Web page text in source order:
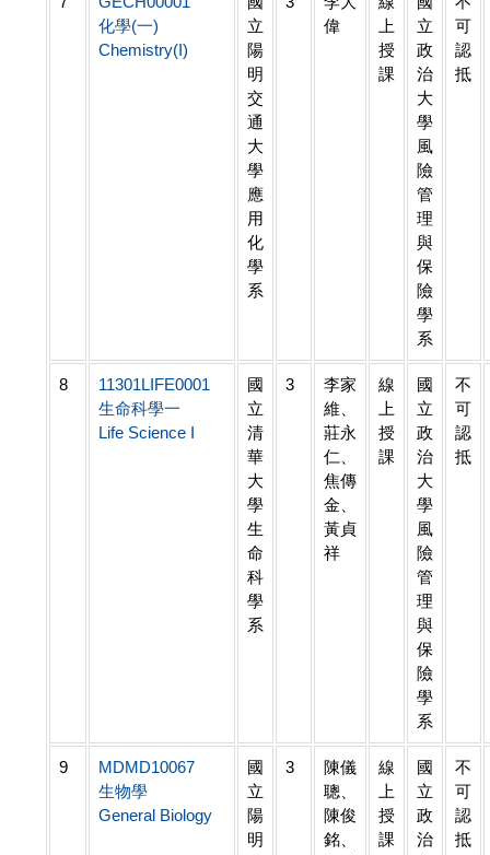
化學(一)
Chemistry(I)
立
陽
明
交
通
大
學
應
用
化
學
系
偉
上
授
課
立
政
治
大
學
風
險
管
理
與
保
險
學
系
可
認
抵
8
11301LIFE0001
生命科學一
Life Science I
國
立
清
華
大
學
生
命
科
學
系
3
李家
維、
莊永
仁、
焦傳
金、
黃貞
祥
線
上
授
課
國
立
政
治
大
學
風
險
管
理
與
保
險
學
系
不
可
認
抵
9
MDMD10067
生物學
General Biology
國
立
陽
明
3
陳儀
聰、
陳俊
銘、
線
上
授
課
國
立
政
治
不
可
認
抵